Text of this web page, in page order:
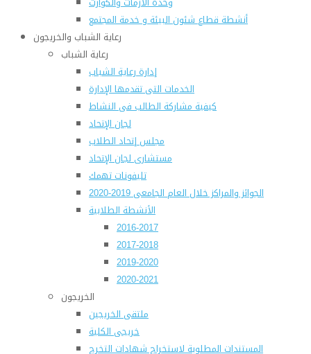
أنشطة قطاع شئون البيئة و خدمة المجتمع
رعاية الشباب والخريجون
رعاية الشباب
إدارة رعاية الشباب
الخدمات التى تقدمها الإدارة
كيفية مشاركة الطالب فى النشاط
لجان الإتحاد
مجلس إتحاد الطلاب
مستشارى لجان الإتحاد
تليفونات تهمك
الجوائز والمراكز خلال العام الجامعى 2019-2020
الأنشطة الطلابية
2016-2017
2017-2018
2019-2020
2020-2021
الخريجون
ملتقى الخريجين
خريجى الكلية
المستندات المطلوبة لاستخراج شهادات التخرج